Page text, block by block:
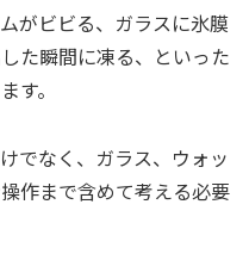
がビビる、ガラスに氷膜
た瞬間に凍る、といった
す。
でなく、ガラス、ウォッ
作まで含めて考える必要